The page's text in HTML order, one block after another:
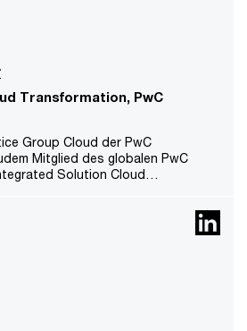
Transformation, PwC
Group Cloud der PwC
Mitglied des globalen PwC
Solution Cloud
IT Firma im Jahr 1999, seit 2005 in
führende System Integratoren